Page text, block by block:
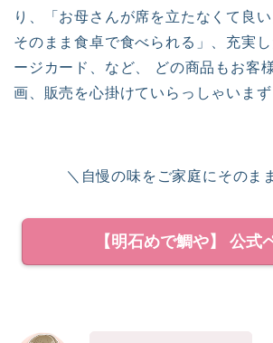
り、「お母さんが席を立たなくて良
そのまま食卓で食べられる」、充実
ージカード、など、 どの商品もお客
画、販売を心掛けていらっしゃいまず
＼自慢の味をご家庭にそのま
【明石めで鯛や】 公式